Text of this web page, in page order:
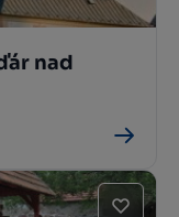
nad